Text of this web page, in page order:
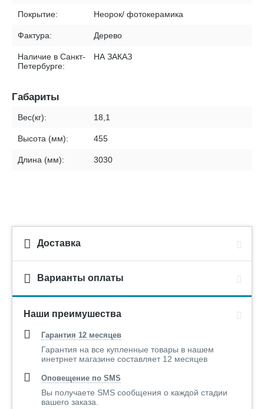
Покрытие: Неорок/ фотокерамика
Фактура: Дерево
Наличие в Санкт-
Петербурге:
НА ЗАКАЗ
Габариты
Вес(кг): 18,1
Высота (мм): 455
Длина (мм): 3030
Доставка
Варианты оплаты
Наши преимушества
Гарантия 12 месяцев
Гарантия на все купленные товары в нашем
инетрнет магазине составляет 12 месяцев
Оповещение по SMS
Вы получаете SMS сообщения о каждой стадии
вашего заказа.